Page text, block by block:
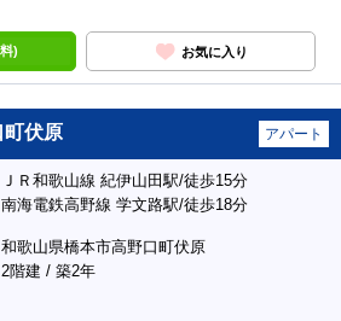
) お気に入り
町伏原 アパート
ＪＲ和歌山線 紀伊山田駅/徒歩15分
南海電鉄高野線 学文路駅/徒歩18分
和歌山県橋本市高野口町伏原
2階建 / 築2年